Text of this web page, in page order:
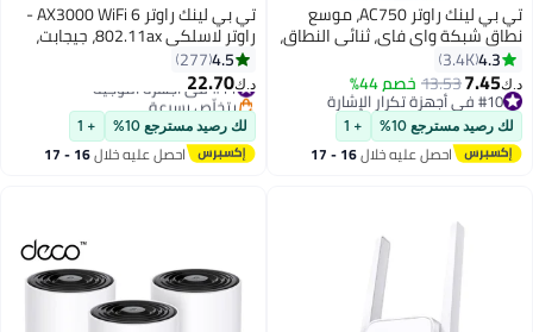
تي بي لينك راوتر AC750، موسع
نطاق شبكة واي فاي، ثنائى النطاق،
ميجابيت في الثانية بتردد 2.4 جيجا
هرتز أبيض
4.3
3.4K
د.ك‏7.45
13.53خصم 44%
#10 في أجهزة تكرار الإشارة
#10 في أجهزة تكرار الإشارة
لك رصيد مسترجع 10% + 1
احصل عليه خلال 16 - 17
تي بي لينك راوتر AX3000 WiFi 6 -
راوتر لاسلكي 802.11ax، جيجابت،
موجه إنترنت ثنائي النطاق، يدعم
خادم VPN والعميل، متوافق مع
أسود
4.5
277
د.ك‏22.70
#11 في أجهزة التوجيه
بتخلّص بسرعة
#11 في أجهزة التوجيه
لك رصيد مسترجع 10% + 1
احصل عليه خلال 16 - 17